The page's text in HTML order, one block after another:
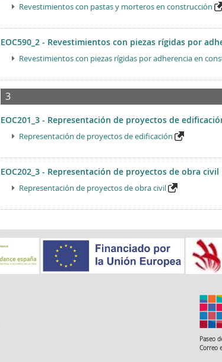
Revestimientos con pastas y morteros en construcción
EOC590_2 - Revestimientos con piezas rígidas por
Revestimientos con piezas rígidas por adherencia en
3
EOC201_3 - Representación de proyectos de
Representación de proyectos de edificación
EOC202_3 - Representación de proyectos de obra civil
Representación de proyectos de obra civil
Paseo
Correo